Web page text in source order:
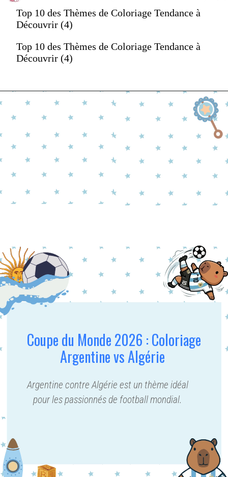
Top 10 des Thèmes de Coloriage Tendance à
Découvrir (4)
Top 10 des Thèmes de Coloriage Tendance à
Découvrir (4)
Coupe du Monde 2026 : Coloriage
Argentine vs Algérie
Argentine contre Algérie est un thème idéal
pour les passionnés de football mondial.